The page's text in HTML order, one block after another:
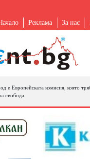
Реклама За нас
е Европейската комисия, която
свобода